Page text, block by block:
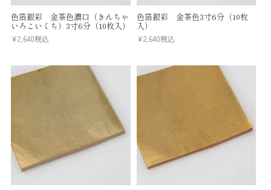
色箔銀彩 金茶色濃口（きんちゃ
いろこいくち）3寸6分（10枚入）
¥2,640税込
色箔銀彩 金茶色3寸6分（10枚
入）
¥2,640税込